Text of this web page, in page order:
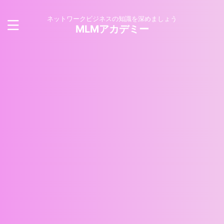
ネットワークビジネスの知識を深めましょう
MLMアカデミー